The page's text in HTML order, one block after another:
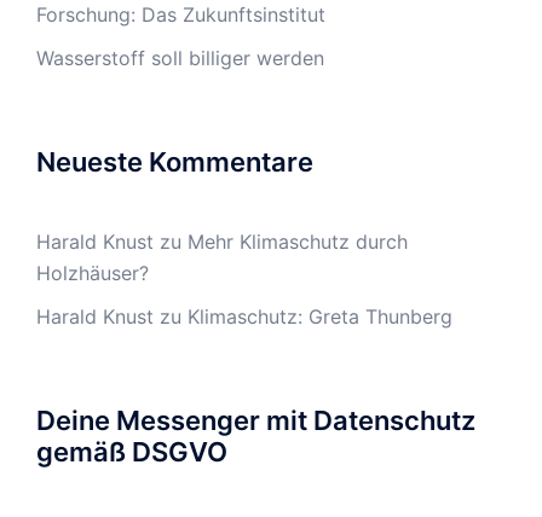
Forschung: Das Zukunftsinstitut
Wasserstoff soll billiger werden
Neueste Kommentare
Harald Knust zu Mehr Klimaschutz durch
Holzhäuser?
Harald Knust zu Klimaschutz: Greta Thunberg
Deine Messenger mit Datenschutz
gemäß DSGVO